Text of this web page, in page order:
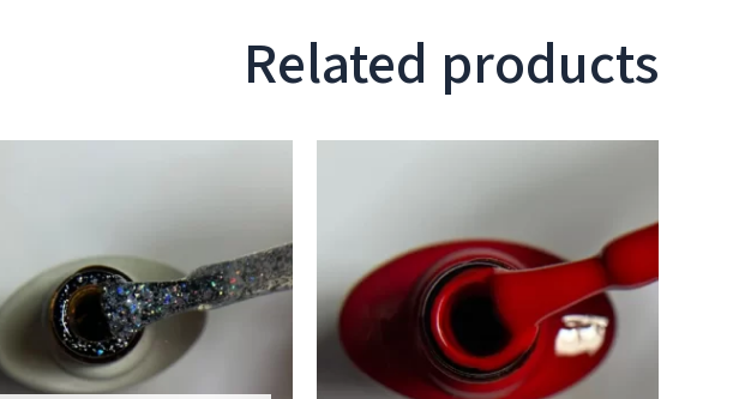
Related products